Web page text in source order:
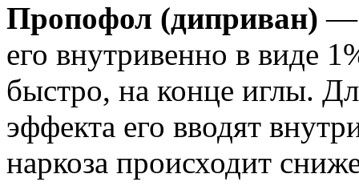
Пропофол (диприван) —
его внутривенно в виде
быстро, на конце иглы.
эффекта его вводят
наркоза происходит